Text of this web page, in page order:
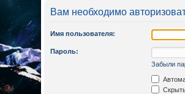
Вам необходимо
Имя пользователя:
Пароль:
Забыли